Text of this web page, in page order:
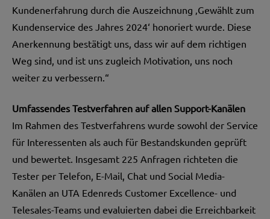
Kundenerfahrung durch die Auszeichnung ‚Gewählt zum
Kundenservice des Jahres 2024‘ honoriert wurde. Diese
Anerkennung bestätigt uns, dass wir auf dem richtigen
Weg sind, und ist uns zugleich Motivation, uns noch
weiter zu verbessern.“
Umfassendes Testverfahren auf allen Support-Kanälen
Im Rahmen des Testverfahrens wurde sowohl der Service
für Interessenten als auch für Bestandskunden geprüft
und bewertet. Insgesamt 225 Anfragen richteten die
Tester per Telefon, E-Mail, Chat und Social Media-
Kanälen an UTA Edenreds Customer Excellence- und
Telesales-Teams und evaluierten dabei die Erreichbarkeit